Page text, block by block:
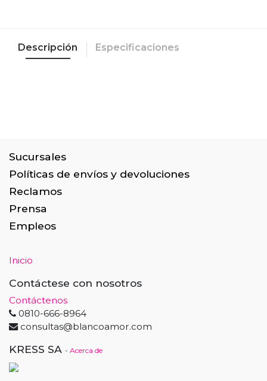
Descripción Especificaciones
Sucursales
Políticas de envíos y devoluciones
Reclamos
Prensa
Empleos
Inicio
Contáctese con nosotros
Contáctenos
0810-666-8964
consultas@blancoamor.com
KRESS SA - Acerca de